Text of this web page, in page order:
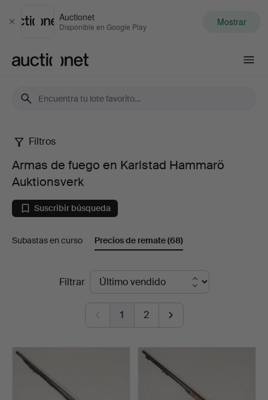
Cerrar
Auctionet
Disponible en Google Play Mostrar
Armas
de
fuego
en
Hammarö
Auktionsverk
Filtros
Armas de fuego en Karlstad Hammarö
Auktionsverk
Suscribir búsqueda
Subastas en curso Precios de remate(68)
Filtrar
1 2